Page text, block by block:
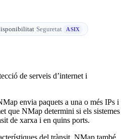
·Seguretat ASIX
de serveis d’internet i
envia paquets a una o més IPs i
que NMap determini si els sistemes
de xarxa i en quins ports.